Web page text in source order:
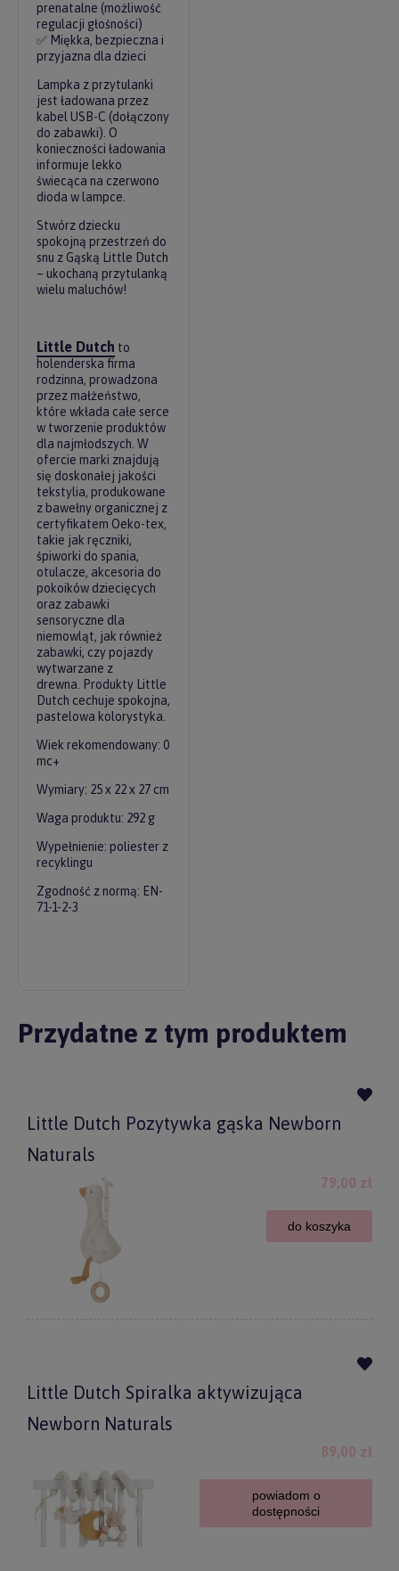
prenatalne (możliwość
regulacji głośności)
✅ Miękka, bezpieczna i
przyjazna dla dzieci
Lampka z przytulanki
jest ładowana przez
kabel USB-C (dołączony
do zabawki). O
konieczności ładowania
informuje lekko
świecąca na czerwono
dioda w lampce.
Stwórz dziecku
spokojną przestrzeń do
snu z Gąską Little Dutch
– ukochaną przytulanką
wielu maluchów!
Little Dutch to
holenderska firma
rodzinna, prowadzona
przez małżeństwo,
które wkłada całe serce
w tworzenie produktów
dla najmłodszych. W
ofercie marki znajdują
się doskonałej jakości
tekstylia, produkowane
z bawełny organicznej z
certyfikatem Oeko-tex,
takie jak ręczniki,
śpiworki do spania,
otulacze, akcesoria do
pokoików dziecięcych
oraz zabawki
sensoryczne dla
niemowląt, jak również
zabawki, czy pojazdy
wytwarzane z
drewna. Produkty Little
Dutch cechuje spokojna,
pastelowa kolorystyka.
Wiek rekomendowany: 0
mc+
Wymiary: 25 x 22 x 27 cm
Waga produktu: 292 g
Wypełnienie: poliester z
recyklingu
Zgodność z normą: EN-
71-1-2-3
Przydatne z tym produktem
Little Dutch Pozytywka gąska Newborn
Naturals
79,00 zł
do koszyka
Little Dutch Spiralka aktywizująca
Newborn Naturals
89,00 zł
powiadom o
dostępności